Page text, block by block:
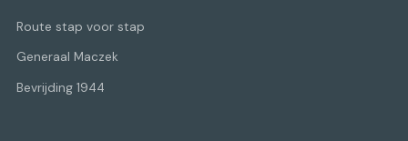
Route stap voor stap
Generaal Maczek
Bevrijding 1944